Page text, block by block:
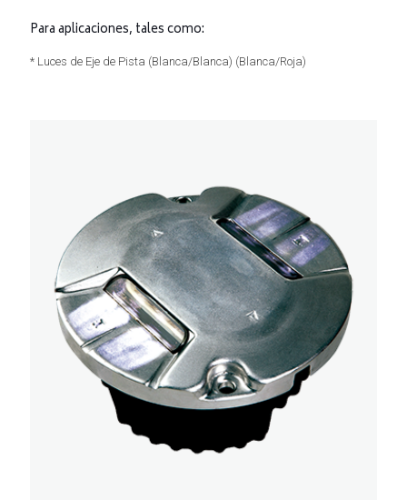
Para aplicaciones, tales como:
* Luces de Eje de Pista (Blanca/Blanca) (Blanca/Roja)